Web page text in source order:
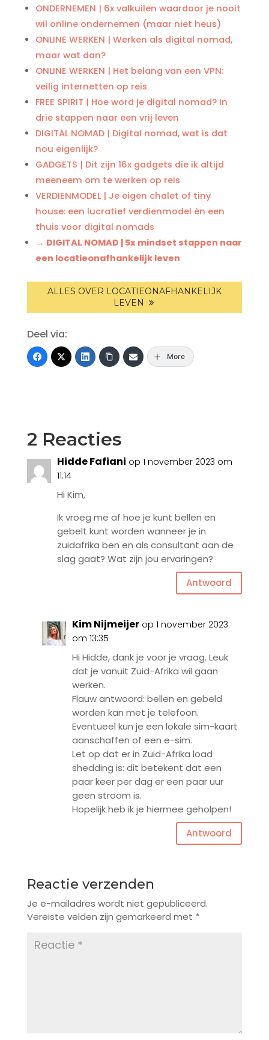
ONDERNEMEN | 6x valkuilen waardoor je nooit
wil online ondernemen (maar niet heus)
ONLINE WERKEN | Werken als digital nomad,
maar wat dan?
ONLINE WERKEN | Het belang van een VPN:
veilig internetten op reis
FREE SPIRIT | Hoe word je digital nomad? In
drie stappen naar een vrij leven
DIGITAL NOMAD | Digital nomad, wat is dat
nou eigenlijk?
GADGETS | Dit zijn 16x gadgets die ik altijd
meeneem om te werken op reis
VERDIENMODEL | Je eigen chalet of tiny
house: een lucratief verdienmodel én een
thuis voor digital nomads
→ DIGITAL NOMAD | 5x mindset stappen naar
een locatieonafhankelijk leven
ALLES OVER LOCATIEONAFHANKELIJK
LEVEN
Deel via:
More
2 Reacties
Hidde Fafiani op 1 november 2023 om
11:14
Hi Kim,
Ik vroeg me af hoe je kunt bellen en
gebelt kunt worden wanneer je in
zuidafrika ben en als consultant aan de
slag gaat? Wat zijn jou ervaringen?
Antwoord
Kim Nijmeijer op 1 november 2023
om 13:35
Hi Hidde, dank je voor je vraag. Leuk
dat je vanuit Zuid-Afrika wil gaan
werken.
Flauw antwoord: bellen en gebeld
worden kan met je telefoon.
Eventueel kun je een lokale sim-kaart
aanschaffen of een e-sim.
Let op dat er in Zuid-Afrika load
shedding is: dit betekent dat een
paar keer per dag er een paar uur
geen stroom is.
Hopelijk heb ik je hiermee geholpen!
Antwoord
Reactie verzenden
Je e-mailadres wordt niet gepubliceerd.
Vereiste velden zijn gemarkeerd met *